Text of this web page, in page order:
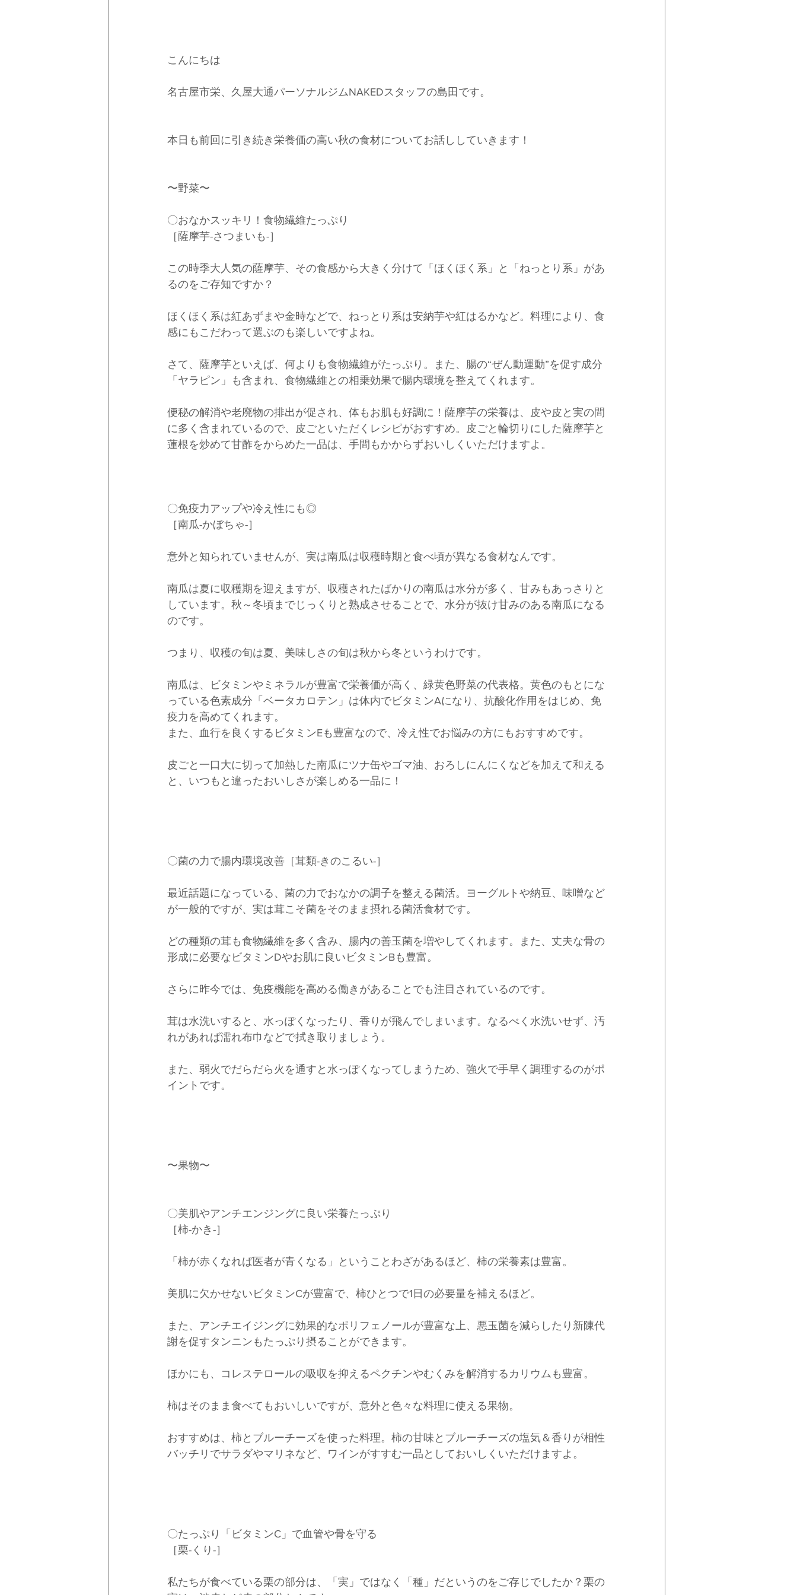
こんにちは
名古屋市栄、久屋大通パーソナルジムNAKEDスタッフの島田です。
本日も前回に引き続き栄養価の高い秋の食材についてお話ししていきます！
〜野菜〜
〇おなかスッキリ！食物繊維たっぷり
［薩摩芋-さつまいも-］
この時季大人気の薩摩芋、その食感から大きく分けて「ほくほく系」と「ねっとり系」があ
るのをご存知ですか？
ほくほく系は紅あずまや金時などで、ねっとり系は安納芋や紅はるかなど。料理により、食
感にもこだわって選ぶのも楽しいですよね。
さて、薩摩芋といえば、何よりも食物繊維がたっぷり。また、腸の“ぜん動運動”を促す成分
「ヤラピン」も含まれ、食物繊維との相乗効果で腸内環境を整えてくれます。
便秘の解消や老廃物の排出が促され、体もお肌も好調に！薩摩芋の栄養は、皮や皮と実の間
に多く含まれているので、皮ごといただくレシピがおすすめ。皮ごと輪切りにした薩摩芋と
蓮根を炒めて甘酢をからめた一品は、手間もかからずおいしくいただけますよ。
〇免疫力アップや冷え性にも◎
［南瓜-かぼちゃ-］
意外と知られていませんが、実は南瓜は収穫時期と食べ頃が異なる食材なんです。
南瓜は夏に収穫期を迎えますが、収穫されたばかりの南瓜は水分が多く、甘みもあっさりと
しています。秋～冬頃までじっくりと熟成させることで、水分が抜け甘みのある南瓜になる
のです。
つまり、収穫の旬は夏、美味しさの旬は秋から冬というわけです。
南瓜は、ビタミンやミネラルが豊富で栄養価が高く、緑黄色野菜の代表格。黄色のもとにな
っている色素成分「ベータカロテン」は体内でビタミンAになり、抗酸化作用をはじめ、免
疫力を高めてくれます。
また、血行を良くするビタミンEも豊富なので、冷え性でお悩みの方にもおすすめです。
皮ごと一口大に切って加熱した南瓜にツナ缶やゴマ油、おろしにんにくなどを加えて和える
と、いつもと違ったおいしさが楽しめる一品に！
〇菌の力で腸内環境改善［茸類-きのこるい-］
最近話題になっている、菌の力でおなかの調子を整える菌活。ヨーグルトや納豆、味噌など
が一般的ですが、実は茸こそ菌をそのまま摂れる菌活食材です。
どの種類の茸も食物繊維を多く含み、腸内の善玉菌を増やしてくれます。また、丈夫な骨の
形成に必要なビタミンDやお肌に良いビタミンBも豊富。
さらに昨今では、免疫機能を高める働きがあることでも注目されているのです。
茸は水洗いすると、水っぽくなったり、香りが飛んでしまいます。なるべく水洗いせず、汚
れがあれば濡れ布巾などで拭き取りましょう。
また、弱火でだらだら火を通すと水っぽくなってしまうため、強火で手早く調理するのがポ
イントです。
〜果物〜
〇美肌やアンチエンジングに良い栄養たっぷり
［柿-かき-］
「柿が赤くなれば医者が青くなる」ということわざがあるほど、柿の栄養素は豊富。
美肌に欠かせないビタミンCが豊富で、柿ひとつで1日の必要量を補えるほど。
また、アンチエイジングに効果的なポリフェノールが豊富な上、悪玉菌を減らしたり新陳代
謝を促すタンニンもたっぷり摂ることができます。
ほかにも、コレステロールの吸収を抑えるペクチンやむくみを解消するカリウムも豊富。
柿はそのまま食べてもおいしいですが、意外と色々な料理に使える果物。
おすすめは、柿とブルーチーズを使った料理。柿の甘味とブルーチーズの塩気＆香りが相性
バッチリでサラダやマリネなど、ワインがすすむ一品としておいしくいただけますよ。
〇たっぷり「ビタミンC」で血管や骨を守る
［栗-くり-］
私たちが食べている栗の部分は、「実」ではなく「種」だというのをご存じでしたか？栗の